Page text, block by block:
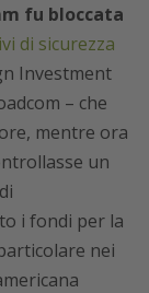
fu bloccata
di sicurezza
Investment
– che
mentre ora
un
i fondi per la
nei